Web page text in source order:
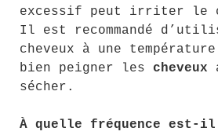
excessif peut irriter le
Il est recommandé
cheveux à une
bien peigner les cheveux
sécher.
À quelle fréquence est-il